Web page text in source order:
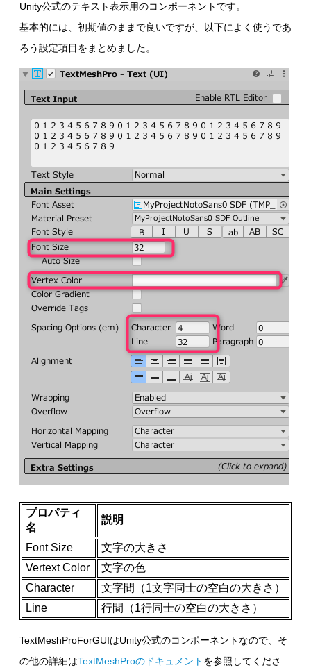
Unity公式のテキスト表示用のコンポーネントです。
基本的には、初期値のままで良いですが、以下によく使うであ
ろう設定項目をまとめました。
プロパティ
名
説明
Font Size
文字の大きさ
Vertext Color
文字の色
Character
文字間（1文字同士の空白の大きさ）
Line
行間（1行同士の空白の大きさ）
TextMeshProForGUIはUnity公式のコンポーネントなので、そ
の他の詳細はTextMeshProのドキュメント を参照してくださ